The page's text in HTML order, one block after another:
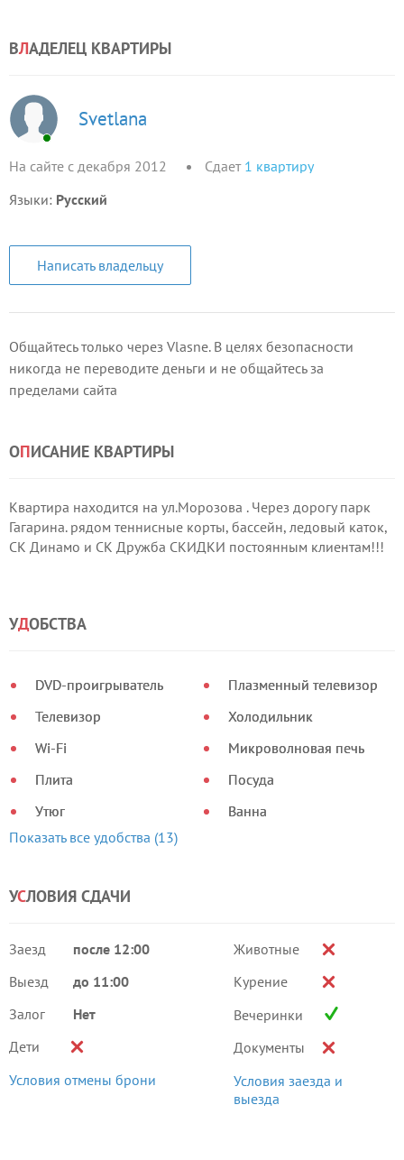
ВЛАДЕЛЕЦ КВАРТИРЫ
Svetlana
На сайте с декабря 2012 Сдает 1 квартиру
Языки: Русский
Написать владельцу
Общайтесь только через Vlasne. В целях безопасности
никогда не переводите деньги и не общайтесь за
пределами сайта
ОПИСАНИЕ КВАРТИРЫ
Квартира находится на ул.Морозова . Через дорогу парк
Гагарина. рядом теннисные корты, бассейн, ледовый каток,
СК Динамо и СК Дружба СКИДКИ постоянным клиентам!!!
УДОБСТВА
DVD-проигрыватель
Телевизор
Wi-Fi
Плита
Утюг
Плазменный телевизор
Холодильник
Микроволновая печь
Посуда
Ванна
Показать все удобства (13)
УСЛОВИЯ СДАЧИ
Заезд
после 12:00
Выезд
до 11:00
Залог
Нет
Дети
Условия отмены брони
Животные
Курение
Вечеринки
Документы
Условия заезда и
выезда